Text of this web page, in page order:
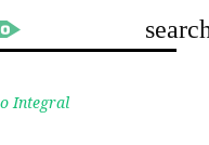
Integral